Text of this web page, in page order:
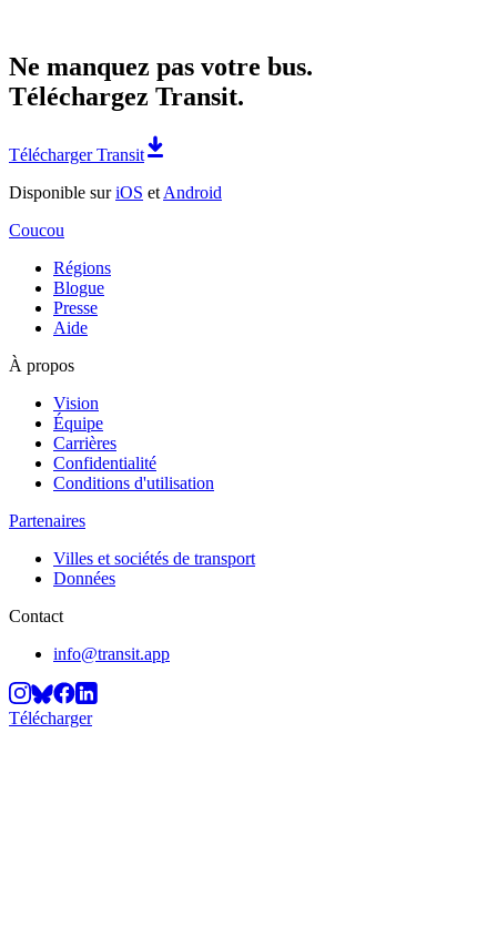
Ne manquez pas votre bus.
Téléchargez Transit.
Télécharger Transit
Disponible suriOS et Android
Coucou
Régions
Blogue
Presse
Aide
À propos
Vision
Équipe
Carrières
Confidentialité
Conditions d'utilisation
Partenaires
Villes et sociétés de transport
Données
Contact
info@transit.app
Télécharger